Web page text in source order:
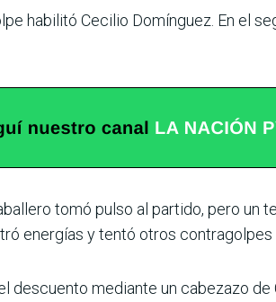
habilitó Cecilio Domínguez. En el
tomó pulso al partido, pero un
energías y tentó otros contragolpes
descuento mediante un cabezazo